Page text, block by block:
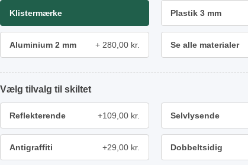
Klistermærke Plastik 3 mm
Aluminium 2 mm 280,00 kr. Se alle materialer
tilvalg
Reflekterende +109,00 kr. Selvlysende
Antigraffiti +29,00 kr. Dobbeltsidig